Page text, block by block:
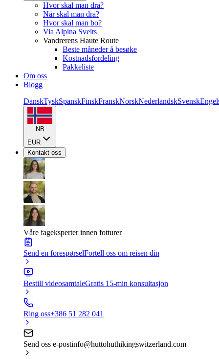
Hvor skal man dra?
Når skal man dra?
Hvor skal man bo?
Via Alpina Sveits
Vandrerens Haute Route
Beste måneder å besøke
Kostnadsfordeling
Pakkeliste
Om oss
Blogg
DanskTyskSpanskFinskFranskNorskNederlandskSvensk
NB
EUR
Kontakt oss
Våre fageksperter innen fotturer
Send en forespørselFortell oss om reisen din
Bestill videosamtaleGratis 15-min konsultasjon
Ring oss+386 51 282 041
Send oss e-postinfo@huttohuthikingswitzerland.com